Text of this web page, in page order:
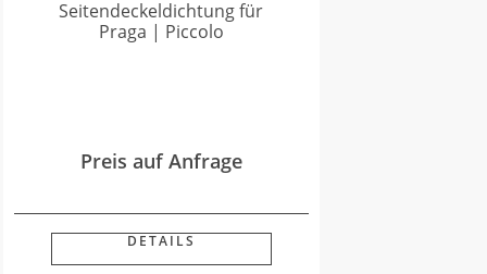
Seitendeckeldichtung für
Praga | Piccolo
Preis auf Anfrage
DETAILS